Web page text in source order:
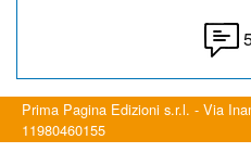
Prima Pagina Edizioni s.r.l. - Via
11980460155